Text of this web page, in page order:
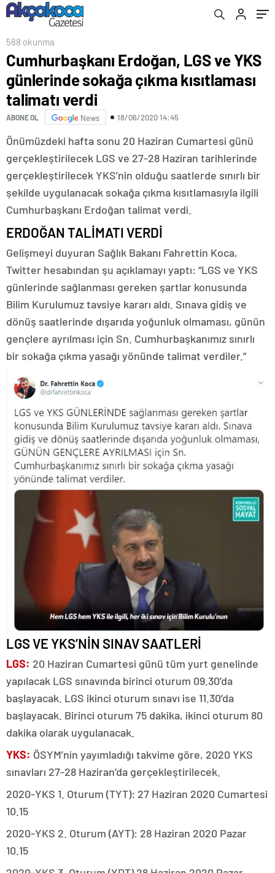
verdi
588 okunma
Cumhurbaşkanı Erdoğan, LGS ve YKS
günlerinde sokağa çıkma kısıtlaması
talimatı verdi
ABONE OL News 18/06/2020 14:45
Önümüzdeki hafta sonu 20 Haziran Cumartesi günü
gerçekleştirilecek LGS ve 27-28 Haziran tarihlerinde
gerçekleştirilecek YKS’nin olduğu saatlerde sınırlı bir
şekilde uygulanacak sokağa çıkma kısıtlamasıyla ilgili
Cumhurbaşkanı Erdoğan talimat verdi.
ERDOĞAN TALİMATI VERDİ
Gelişmeyi duyuran Sağlık Bakanı Fahrettin Koca,
Twitter hesabından şu açıklamayı yaptı: “LGS ve YKS
günlerinde sağlanması gereken şartlar konusunda
Bilim Kurulumuz tavsiye kararı aldı. Sınava gidiş ve
dönüş saatlerinde dışarıda yoğunluk olmaması, günün
gençlere ayrılması için Sn. Cumhurbaşkanımız sınırlı
bir sokağa çıkma yasağı yönünde talimat verdiler.”
LGS VE YKS’NİN SINAV SAATLERİ
LGS: 20 Haziran Cumartesi günü tüm yurt genelinde
yapılacak LGS sınavında birinci oturum 09.30’da
başlayacak. LGS ikinci oturum sınavı ise 11.30’da
başlayacak. Birinci oturum 75 dakika, ikinci oturum 80
dakika olarak uygulanacak.
YKS: ÖSYM’nin yayımladığı takvime göre, 2020 YKS
sınavları 27-28 Haziran’da gerçekleştirilecek.
2020-YKS 1. Oturum (TYT): 27 Haziran 2020 Cumartesi
10.15
2020-YKS 2. Oturum (AYT): 28 Haziran 2020 Pazar
10.15